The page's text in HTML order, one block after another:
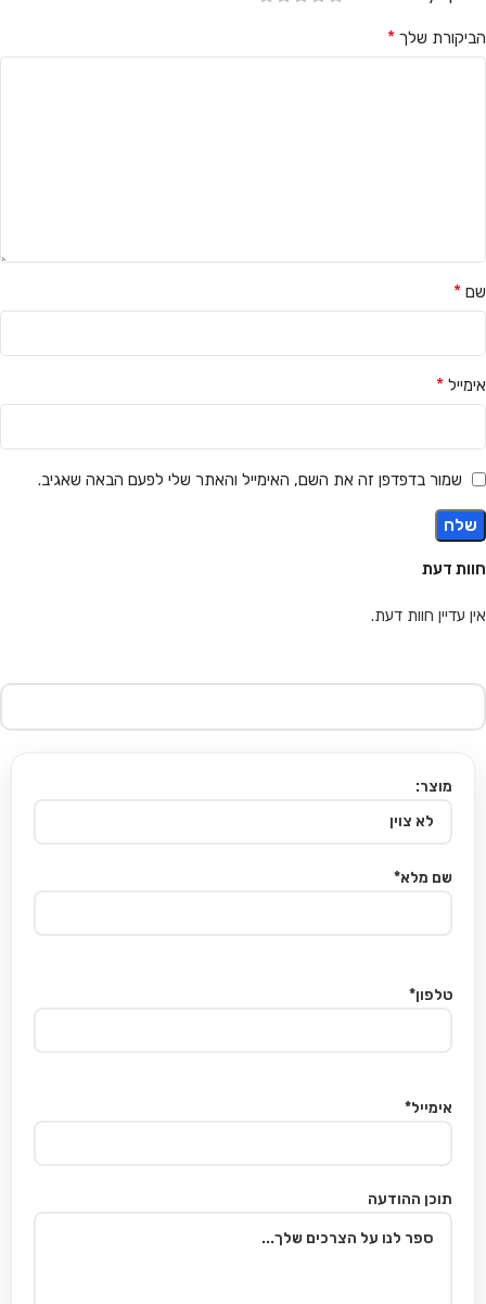
חוות דעת
אין עדיין חוות דעת.
הביקורת שלך *
שם *
אימייל *
שמור בדפדפן זה את השם, האימייל והאתר שלי לפעם הבאה שאגיב.
מוצר:
שם מלא*
טלפון*
אימייל*
תוכן ההודעה